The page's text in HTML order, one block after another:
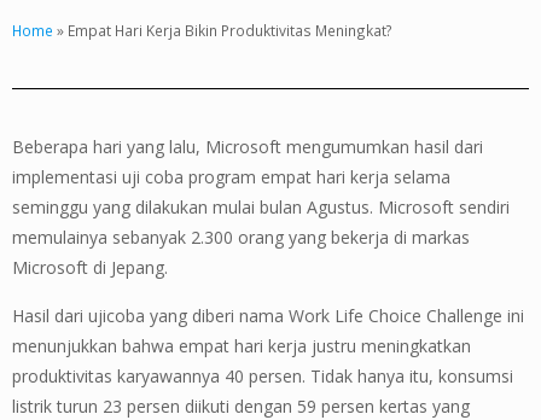
Home » Empat Hari Kerja Bikin Produktivitas Meningkat?
Beberapa hari yang lalu, Microsoft mengumumkan hasil dari
implementasi uji coba program empat hari kerja selama
seminggu yang dilakukan mulai bulan Agustus. Microsoft sendiri
memulainya sebanyak 2.300 orang yang bekerja di markas
Microsoft di Jepang.
Hasil dari ujicoba yang diberi nama Work Life Choice Challenge ini
menunjukkan bahwa empat hari kerja justru meningkatkan
produktivitas karyawannya 40 persen. Tidak hanya itu, konsumsi
listrik turun 23 persen diikuti dengan 59 persen kertas yang